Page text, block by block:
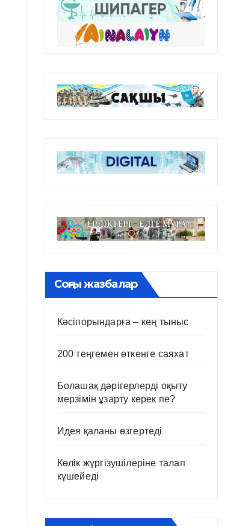
Соңғы жазбалар
Кәсіпорындарға – кең тыныс
200 теңгемен өткенге саяхат
Болашақ дәрігерлерді оқыту
мерзімін ұзарту керек пе?
Идея қаланы өзгертеді
Көлік жүргізушілеріне талап
күшейеді